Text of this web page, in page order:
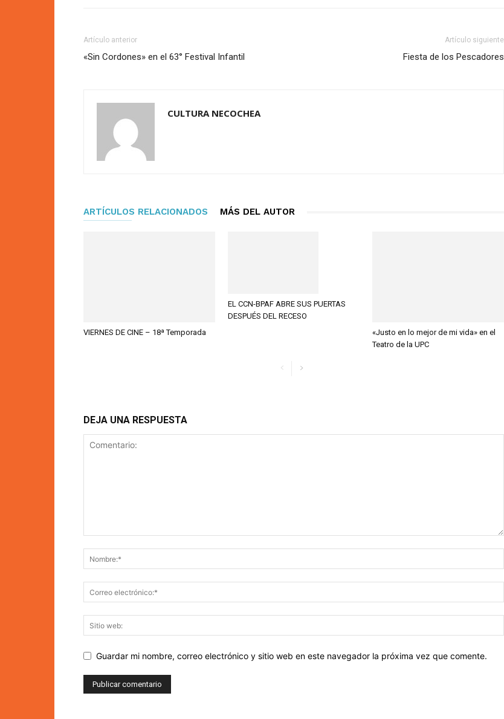
Artículo anterior
«Sin Cordones» en el 63° Festival Infantil
Artículo siguiente
Fiesta de los Pescadores
CULTURA NECOCHEA
ARTÍCULOS RELACIONADOS MÁS DEL AUTOR
VIERNES DE CINE – 18ª Temporada
EL CCN-BPAF ABRE SUS PUERTAS
DESPUÉS DEL RECESO
«Justo en lo mejor de mi vida» en el
Teatro de la UPC
DEJA UNA RESPUESTA
Guardar mi nombre, correo electrónico y sitio web en este navegador la próxima vez que comente.